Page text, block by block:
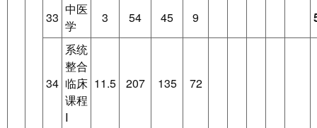
33
中医
学
3 54 45 9
34
系统
整合
临床
课程
Ⅰ
11.5 207 135 72